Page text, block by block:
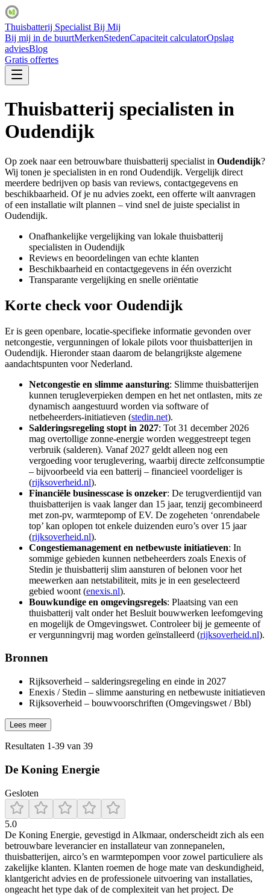
Thuisbatterij Specialist Bij Mij
Bij mij in de buurtMerkenStedenCapaciteit calculatorOpslag
adviesBlog
Gratis offertes
Thuisbatterij specialisten in
Oudendijk
Op zoek naar een betrouwbare thuisbatterij specialist in Oudendijk?
Wij tonen je specialisten in en rond Oudendijk. Vergelijk direct
meerdere bedrijven op basis van reviews, contactgegevens en
beschikbaarheid. Of je nu advies zoekt, een offerte wilt aanvragen
of een installatie wilt plannen – vind snel de juiste specialist in
Oudendijk.
Onafhankelijke vergelijking van lokale thuisbatterij
specialisten in Oudendijk
Reviews en beoordelingen van echte klanten
Beschikbaarheid en contactgegevens in één overzicht
Transparante vergelijking en snelle oriëntatie
Korte check voor Oudendijk
Er is geen openbare, locatie-specifieke informatie gevonden over
netcongestie, vergunningen of lokale pilots voor thuisbatterijen in
Oudendijk. Hieronder staan daarom de belangrijkste algemene
aandachtspunten voor Nederland.
Netcongestie en slimme aansturing: Slimme thuisbatterijen
kunnen terugleverpieken dempen en het net ontlasten, mits ze
dynamisch aangestuurd worden via software of
netbeheerders‑initiatieven (stedin.net).
Salderingsregeling stopt in 2027: Tot 31 december 2026
mag overtollige zonne-energie worden weggestreept tegen
verbruik (salderen). Vanaf 2027 geldt alleen nog een
vergoeding voor teruglevering, waarbij directe zelfconsumptie
– bijvoorbeeld via een batterij – financieel voordeliger is
(rijksoverheid.nl).
Financiële businesscase is onzeker: De terugverdientijd van
thuisbatterijen is vaak langer dan 15 jaar, tenzij gecombineerd
met zon-pv, warmtepomp of EV. De zogeheten ‘onrendabele
top’ kan oplopen tot enkele duizenden euro’s over 15 jaar
(rijksoverheid.nl).
Congestiemanagement en netbewuste initiatieven: In
sommige gebieden kunnen netbeheerders zoals Enexis of
Stedin je thuisbatterij slim aansturen of belonen voor het
meewerken aan netstabiliteit, mits je in een geselecteerd
gebied woont (enexis.nl).
Bouwkundige en omgevingsregels: Plaatsing van een
thuisbatterij valt onder het Besluit bouwwerken leefomgeving
en mogelijk de Omgevingswet. Controleer bij je gemeente of
er vergunningvrij mag worden geïnstalleerd (rijksoverheid.nl).
Bronnen
Rijksoverheid – salderingsregeling en einde in 2027
Enexis / Stedin – slimme aansturing en netbewuste initiatieven
Rijksoverheid – bouwvoorschriften (Omgevingswet / Bbl)
Lees meer
Resultaten 1-39 van 39
De Koning Energie
Gesloten
5.0
De Koning Energie, gevestigd in Alkmaar, onderscheidt zich als een
betrouwbare leverancier en installateur van zonnepanelen,
thuisbatterijen, airco’s en warmtepompen voor zowel particuliere als
zakelijke klanten. Klanten roemen de hoge mate van deskundigheid,
klantgericht advies en de professionele uitvoering van installaties,
ongeacht het type dak of de complexiteit van het project. De